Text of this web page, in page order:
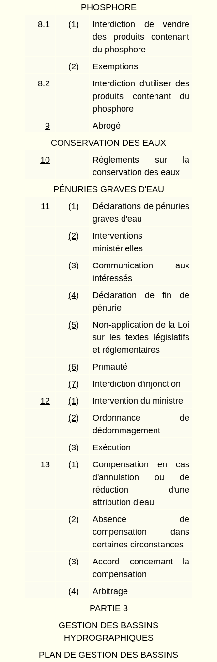
PHOSPHORE
8.1
(1)
Interdiction de vendre
des produits contenant
du phosphore
(2)
Exemptions
8.2
Interdiction d'utiliser des
produits contenant du
phosphore
9
Abrogé
CONSERVATION DES EAUX
10
Règlements sur la
conservation des eaux
PÉNURIES GRAVES D'EAU
11
(1)
Déclarations de pénuries
graves d'eau
(2)
Interventions
ministérielles
(3)
Communication aux
intéressés
(4)
Déclaration de fin de
pénurie
(5)
Non-application de la Loi
sur les textes législatifs
et réglementaires
(6)
Primauté
(7)
Interdiction d'injonction
12
(1)
Intervention du ministre
(2)
Ordonnance de
dédommagement
(3)
Exécution
13
(1)
Compensation en cas
d'annulation ou de
réduction d'une
attribution d'eau
(2)
Absence de
compensation dans
certaines circonstances
(3)
Accord concernant la
compensation
(4)
Arbitrage
PARTIE 3
GESTION DES BASSINS
HYDROGRAPHIQUES
PLAN DE GESTION DES BASSINS